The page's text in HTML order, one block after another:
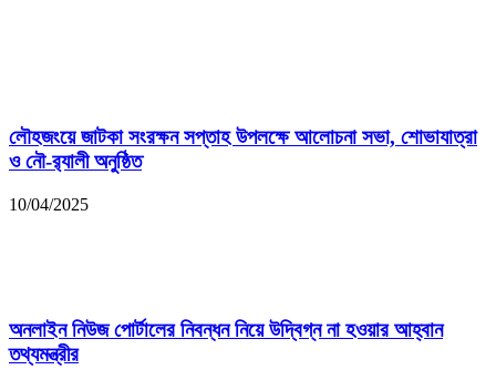
লৌহজংয়ে জাটকা সংরক্ষন সপ্তাহ উপলক্ষে আলোচনা সভা, শোভাযাত্রা
ও নৌ-র‌্যালী অনুষ্ঠিত
10/04/2025
অনলাইন নিউজ পোর্টালের নিবন্ধন নিয়ে উদ্বিগ্ন না হওয়ার আহ্বান
তথ্যমন্ত্রীর